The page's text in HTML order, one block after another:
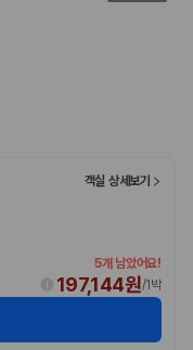
객실 상세보기
5개 남았어요!
197,144원/1박